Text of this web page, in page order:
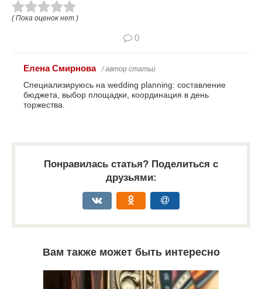
( Пока оценок нет )
0
Елена Смирнова / автор статьи
Специализируюсь на wedding planning: составление
бюджета, выбор площадки, координация в день
торжества.
Понравилась статья? Поделиться с
друзьями:
Вам также может быть интересно